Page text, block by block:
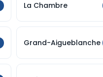
La Chambre
Grand-Aigueblanche